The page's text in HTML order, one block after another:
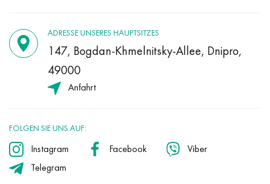
ADRESSE UNSERES HAUPTSITZES
147, Bogdan-Khmelnitsky-Allee, Dnipro,
49000
Anfahrt
FOLGEN SIE UNS AUF:
Instagram Facebook
Viber
Telegram